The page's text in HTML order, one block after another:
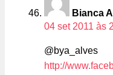
Bianca
04 set 2011 às
@bya_alves
http://